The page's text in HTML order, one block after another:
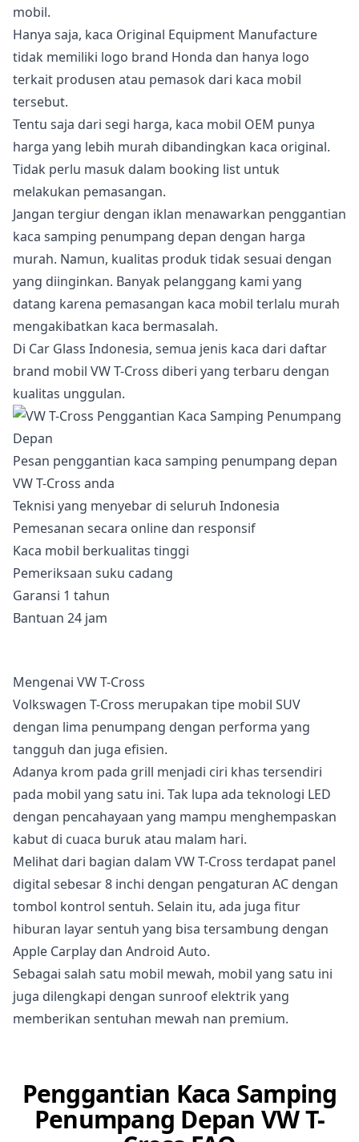
mobil.
Hanya saja, kaca Original Equipment Manufacture
tidak memiliki logo brand Honda dan hanya logo
terkait produsen atau pemasok dari kaca mobil
tersebut.
Tentu saja dari segi harga, kaca mobil OEM punya
harga yang lebih murah dibandingkan kaca original.
Tidak perlu masuk dalam booking list untuk
melakukan pemasangan.
Jangan tergiur dengan iklan menawarkan penggantian
kaca samping penumpang depan dengan harga
murah. Namun, kualitas produk tidak sesuai dengan
yang diinginkan. Banyak pelanggang kami yang
datang karena pemasangan kaca mobil terlalu murah
mengakibatkan kaca bermasalah.
Di Car Glass Indonesia, semua jenis kaca dari daftar
brand mobil VW T-Cross diberi yang terbaru dengan
kualitas unggulan.
Pesan penggantian kaca samping penumpang depan
VW T-Cross anda
Teknisi yang menyebar di seluruh Indonesia
Pemesanan secara online dan responsif
Kaca mobil berkualitas tinggi
Pemeriksaan suku cadang
Garansi 1 tahun
Bantuan 24 jam
Mengenai VW T-Cross
Volkswagen T-Cross merupakan tipe mobil SUV
dengan lima penumpang dengan performa yang
tangguh dan juga efisien.
Adanya krom pada grill menjadi ciri khas tersendiri
pada mobil yang satu ini. Tak lupa ada teknologi LED
dengan pencahayaan yang mampu menghempaskan
kabut di cuaca buruk atau malam hari.
Melihat dari bagian dalam VW T-Cross terdapat panel
digital sebesar 8 inchi dengan pengaturan AC dengan
tombol kontrol sentuh. Selain itu, ada juga fitur
hiburan layar sentuh yang bisa tersambung dengan
Apple Carplay dan Android Auto.
Sebagai salah satu mobil mewah, mobil yang satu ini
juga dilengkapi dengan sunroof elektrik yang
memberikan sentuhan mewah nan premium.
Penggantian Kaca Samping
Penumpang Depan VW T-